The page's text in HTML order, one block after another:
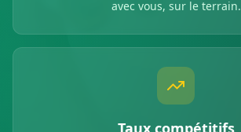
avec vous, sur le terrain.
Taux compétitifs